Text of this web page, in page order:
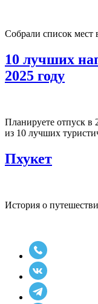
Собрали список мест
10 лучших
2025 году
Планируете отпуск в
из 10 лучших
Пхукет
История о